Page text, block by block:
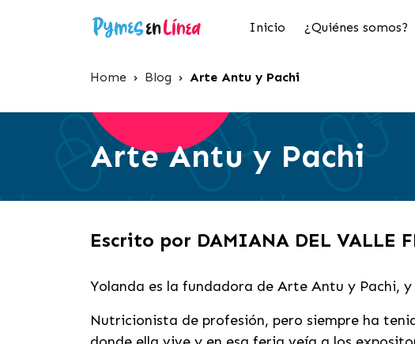
Inicio ¿Quiénes somos?
Home › Blog › Arte Antu y Pachi
Arte Antu y Pachi
Escrito por DAMIANA DEL VALLE
Yolanda es la fundadora de Arte Antu y Pachi,
Nutricionista de profesión, pero siempre ha